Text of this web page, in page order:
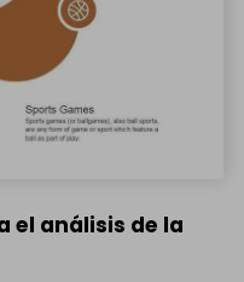
el análisis de la